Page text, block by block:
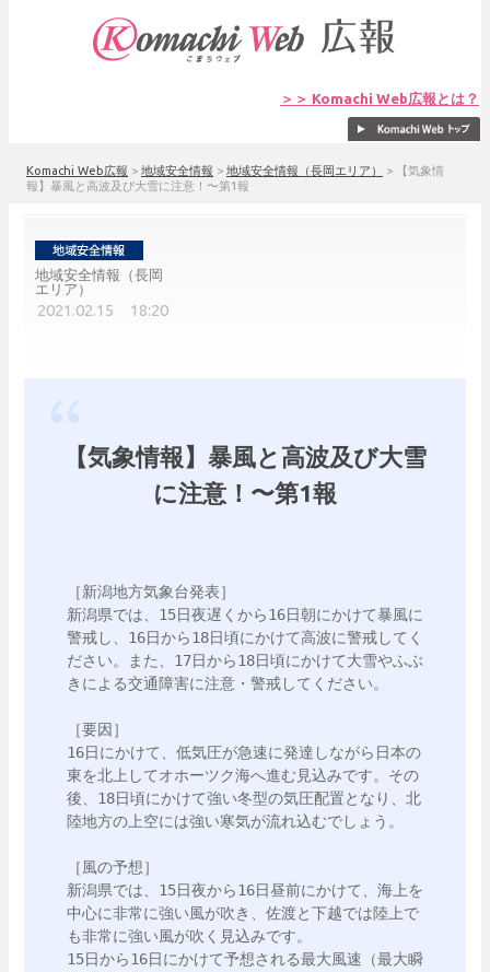
＞＞ Komachi Web広報とは？
Komachi Web広報 > 地域安全情報 > 地域安全情報（長岡エリア） >
【気象情
報】暴風と高波及び大雪に注意！〜第1報
地域安全情報（長岡
エリア）
2021.02.15 18:20
【気象情報】暴風と高波及び大雪
に注意！〜第1報
［新潟地方気象台発表］
新潟県では、15日夜遅くから16日朝にかけて暴風に
警戒し、16日から18日頃にかけて高波に警戒してく
ださい。また、17日から18日頃にかけて大雪やふぶ
きによる交通障害に注意・警戒してください。
［要因］
16日にかけて、低気圧が急速に発達しながら日本の
東を北上してオホーツク海へ進む見込みです。その
後、18日頃にかけて強い冬型の気圧配置となり、北
陸地方の上空には強い寒気が流れ込むでしょう。
［風の予想］
新潟県では、15日夜から16日昼前にかけて、海上を
中心に非常に強い風が吹き、佐渡と下越では陸上で
も非常に強い風が吹く見込みです。
15日から16日にかけて予想される最大風速（最大瞬